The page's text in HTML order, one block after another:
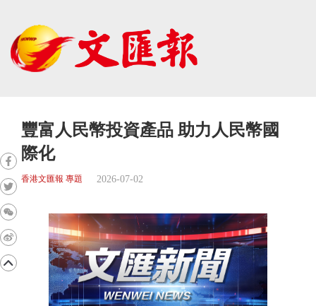
豐富人民幣投資產品 助力人民幣國
際化
香港文匯報 專題 2026-07-02